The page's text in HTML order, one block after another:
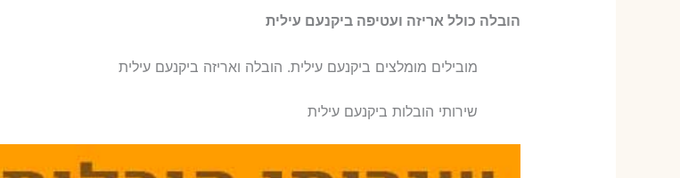
הובלה כולל אריזה ועטיפה ביקנעם עילית
‫מובילים מומלצים ביקנעם עילית. הובלה ואריזה ביקנעם עילית
שירותי הובלות ביקנעם עילית